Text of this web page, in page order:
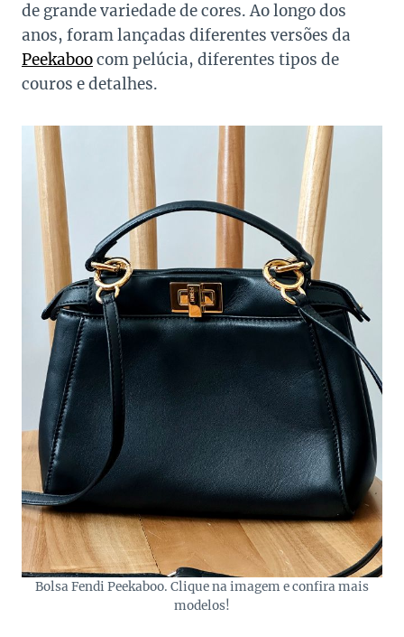
de grande variedade de cores. Ao longo dos
anos, foram lançadas diferentes versões da
Peekaboocom pelúcia, diferentes tipos de
couros e detalhes.
Bolsa Fendi Peekaboo. Clique na imagem e confira mais
modelos!